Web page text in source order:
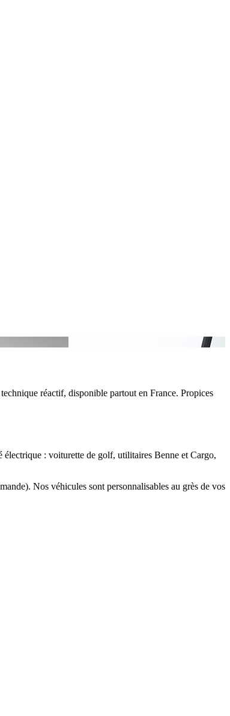
réactif, disponible partout en France. Propices
électrique : voiturette de golf, utilitaires Benne et Cargo,
Nos véhicules sont personnalisables au grès de vos